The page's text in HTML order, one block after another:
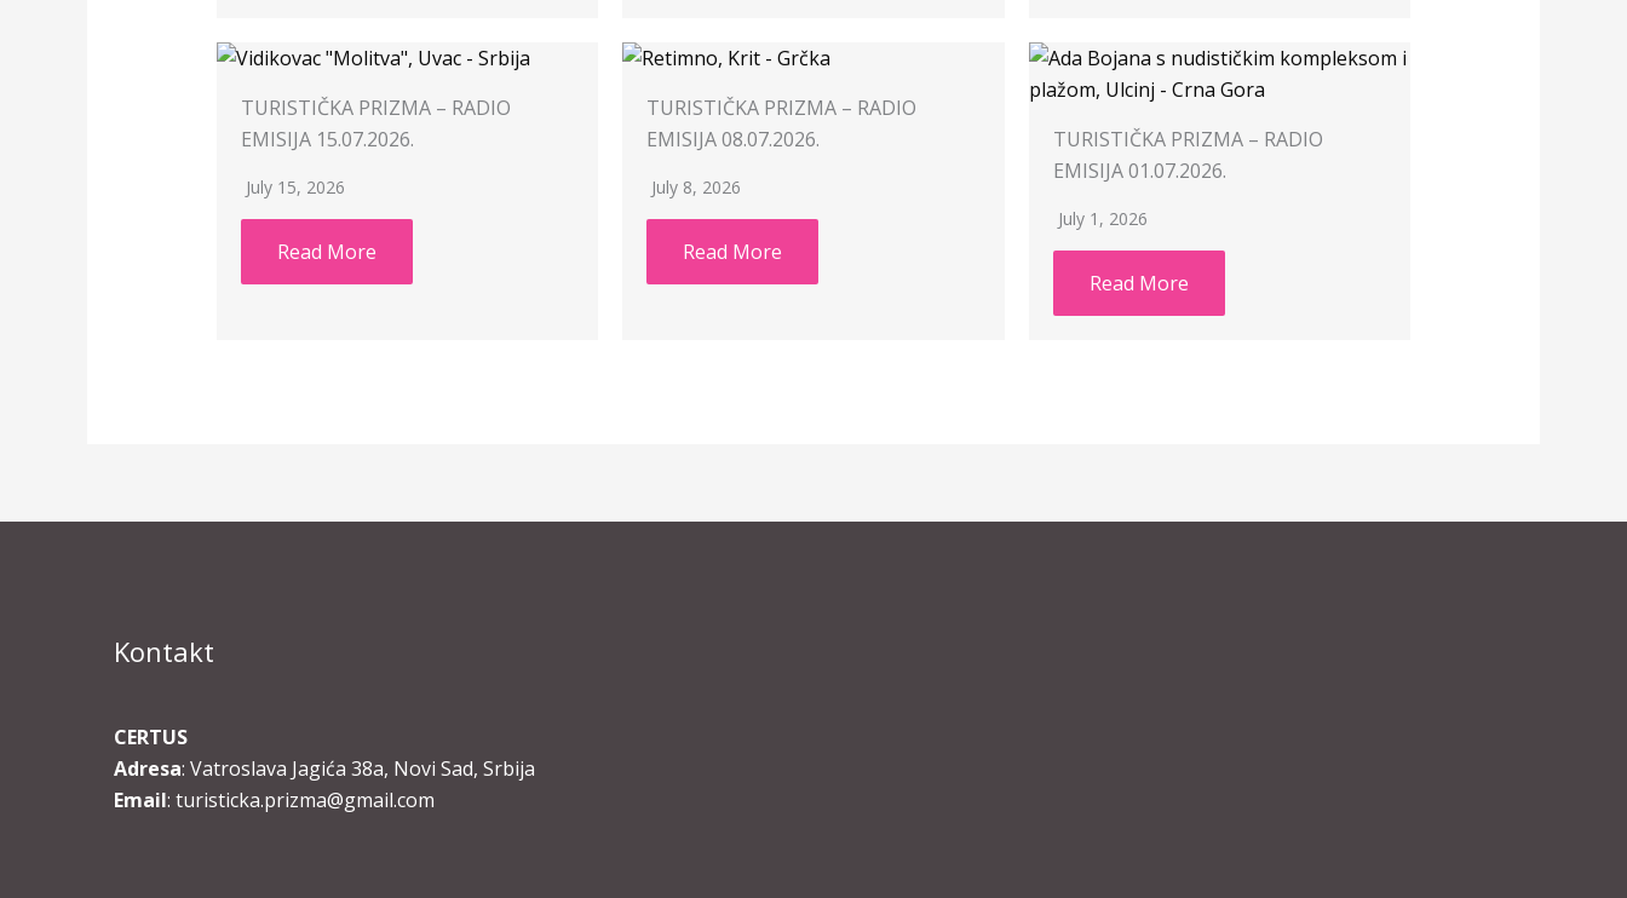
TURISTIČKA PRIZMA – RADIO
EMISIJA 15.07.2026.
July 15, 2026
Read More
TURISTIČKA PRIZMA – RADIO
EMISIJA 08.07.2026.
July 8, 2026
Read More
TURISTIČKA PRIZMA – RADIO
EMISIJA 01.07.2026.
July 1, 2026
Read More
Kontakt
CERTUS
Adresa: Vatroslava Jagića 38a, Novi Sad, Srbija
Email: turisticka.prizma@gmail.com